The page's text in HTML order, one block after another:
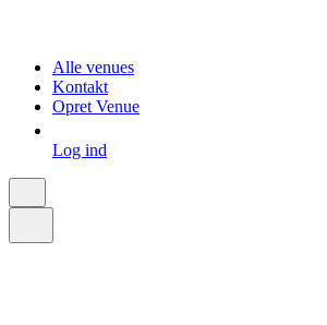
Alle venues
Kontakt
Opret Venue
Log ind